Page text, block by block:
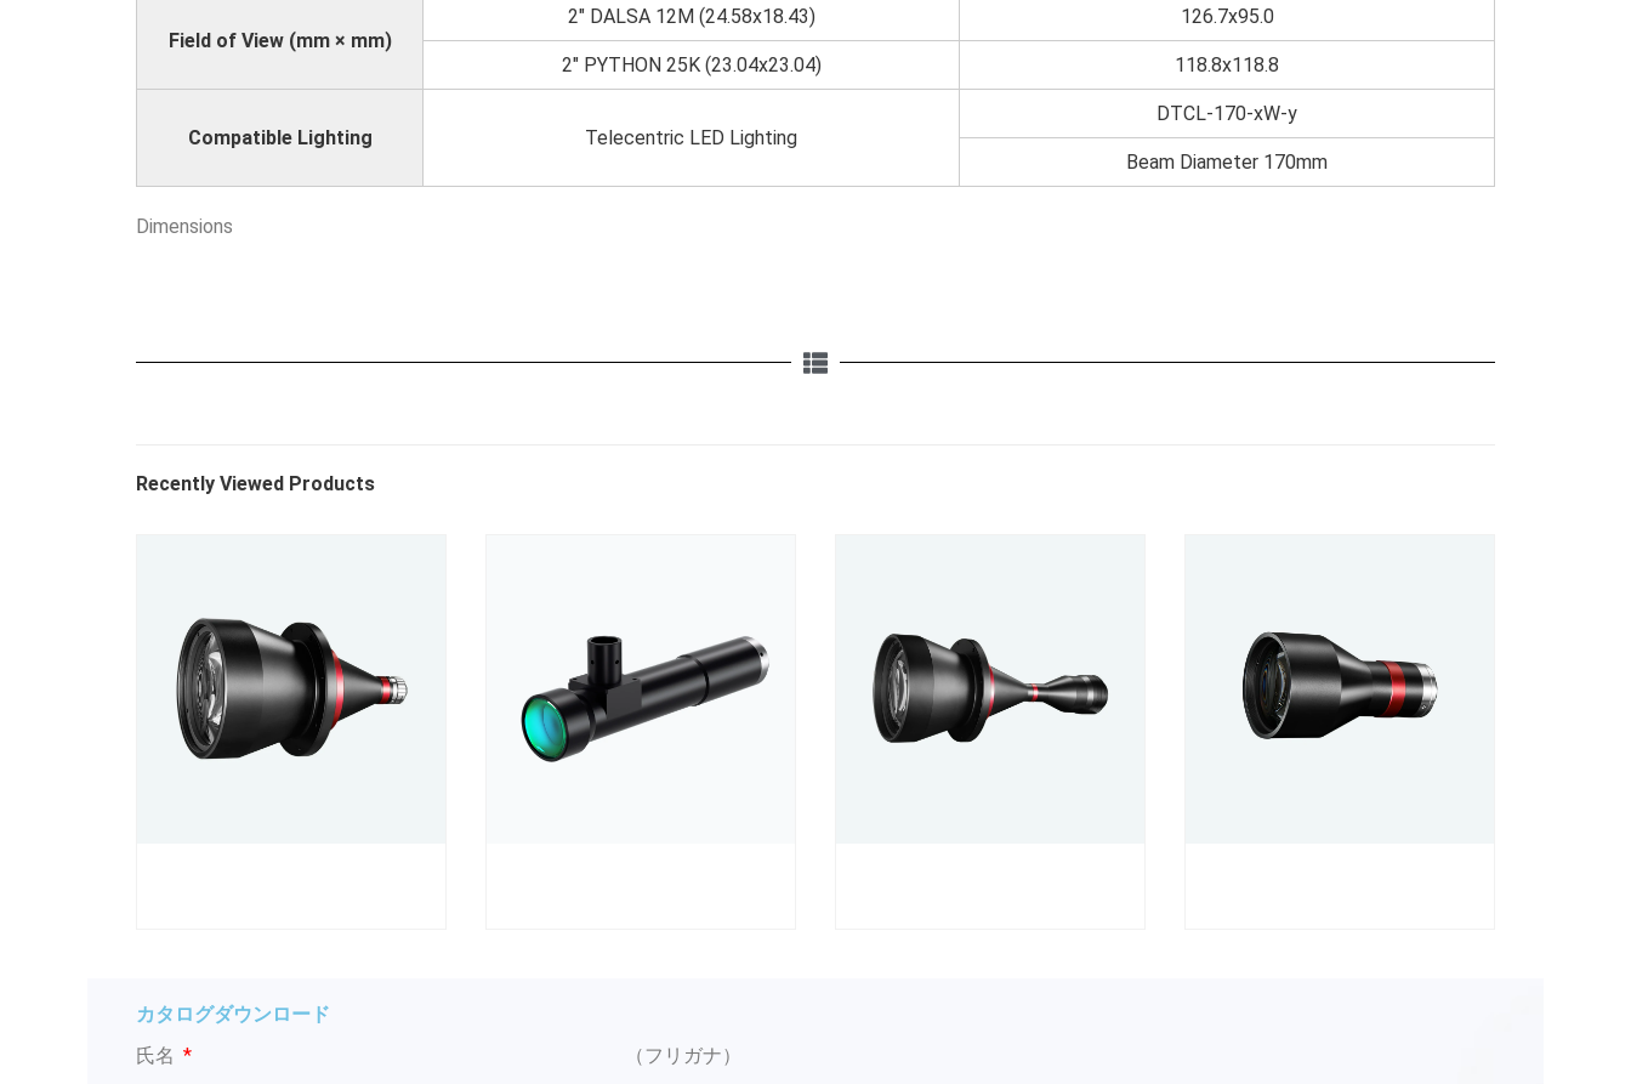
Field of View (mm × mm)
2" DALSA 12M (24.58x18.43) 126.7x95.0
2" PYTHON 25K (23.04x23.04) 118.8x118.8
Compatible Lighting Telecentric LED Lighting
DTCL-170-xW-y
Beam Diameter 170mm
Dimensions
Recently Viewed Products
カタログダウンロード
氏名
（フリガナ）